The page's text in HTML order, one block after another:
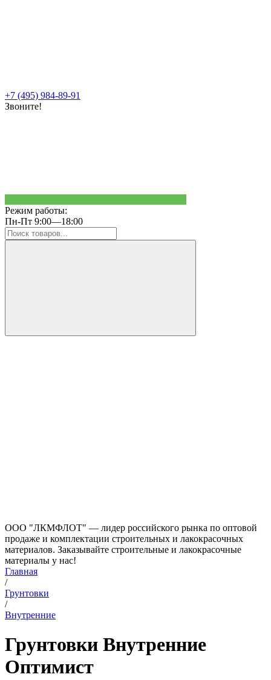
+7 (495) 984-89-91
Звоните!
Режим работы:
Пн-Пт 9:00—18:00
ООО "ЛКМФЛОТ" — лидер российского рынка по оптовой
продаже и комплектации строительных и лакокрасочных
материалов. Заказывайте строительные и лакокрасочные
материалы у нас!
Главная
/
Грунтовки
/
Внутренние
Грунтовки Внутренние
Оптимист